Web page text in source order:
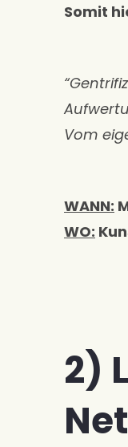
Somit
Vom
WANN:
WO:
2)